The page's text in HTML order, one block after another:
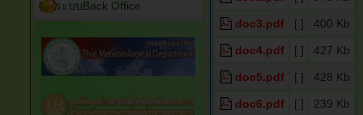
doc3.pdf [ ] 400 Kb
doc4.pdf [ ] 427 Kb
doc5.pdf [ ] 428 Kb
doc6.pdf [ ] 239 Kb
ระบบBack Office